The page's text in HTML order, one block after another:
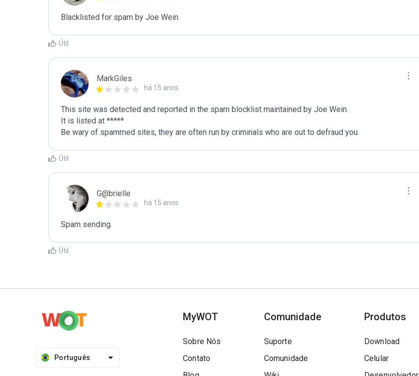
Blacklisted for spam by Joe Wein.
Útil
MarkGiles
há 15 anos
This site was detected and reported in the spam blocklist maintained by Joe Wein.
It is listed at *****
Be wary of spammed sites, they are often run by criminals who are out to defraud you.
Útil
G@brielle
há 15 anos
Spam sending.
Útil
Português
MyWOT
Sobre Nós
Contato
Comunidade
Suporte
Comunidade
Produtos
Download
Celular